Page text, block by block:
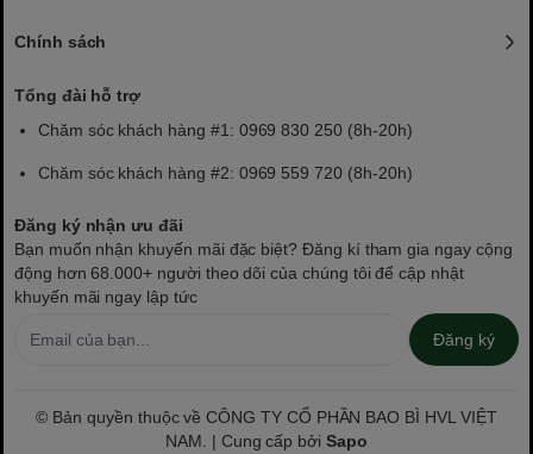
Chính sách
Tổng đài hỗ trợ
Chăm sóc khách hàng #1: 0969 830 250 (8h-20h)
Chăm sóc khách hàng #2: 0969 559 720 (8h-20h)
Đăng ký nhận ưu đãi
Bạn muốn nhận khuyến mãi đặc biệt? Đăng kí tham gia ngay cộng
động hơn 68.000+ người theo dõi của chúng tôi để cập nhật
khuyến mãi ngay lập tức
Đăng ký
© Bản quyền thuộc về CÔNG TY CỔ PHẦN BAO BÌ HVL VIỆT
NAM. | Cung cấp bởiSapo